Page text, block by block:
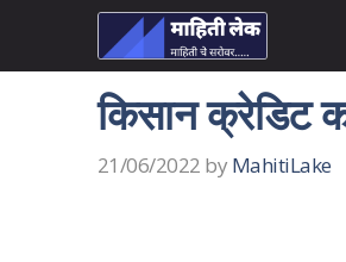
किसान क्रेडिट
21/06/2022 by MahitiLake